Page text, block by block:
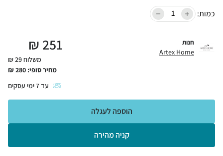
כמות:
חנות
Artex Home
251
₪
משלוח 29 ₪
מחיר סופי: 280
₪
עד7ימי עסקים
קניה מהירה
הוספה לעגלה